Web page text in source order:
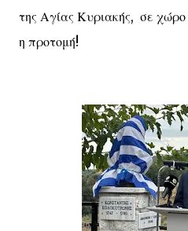
της Αγίας Κυριακής, σε χώρο
η προτομή!